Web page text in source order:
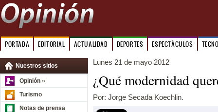
PORTADA EDITORIAL ACTUALIDAD DEPORTES ESPECTÁCULOS
Nuestros sitios
Opinión »
Turismo
Notas de prensa
Lunes 21 de mayo 2012
¿Qué modernidad
Por: Jorge Secada Koechlin.